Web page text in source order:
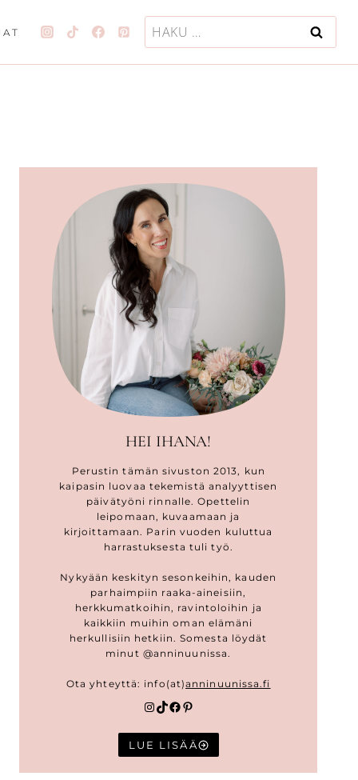
Haku:
HEI IHANA!
Perustin tämän sivuston 2013, kun
kaipasin luovaa tekemistä analyyttisen
päivätyöni rinnalle. Opettelin
leipomaan, kuvaamaan ja
kirjoittamaan. Parin vuoden kuluttua
harrastuksesta tuli työ.
Nykyään keskityn sesonkeihin, kauden
parhaimpiin raaka-aineisiin,
herkkumatkoihin, ravintoloihin ja
kaikkiin muihin oman elämäni
herkullisiin hetkiin. Somesta löydät
minut @anninuunissa.
Ota yhteyttä: info(at)anninuunissa.fi
Instagram
TikTok
Facebook
Pinterest
LUE LISÄÄ